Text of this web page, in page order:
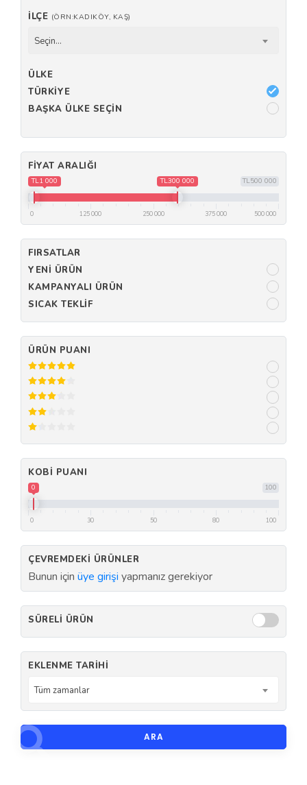
İLÇE (ÖRN:KADIKÖY, KAŞ)
Seçin...
ÜLKE
TÜRKIYE
BAŞKA ÜLKE SEÇIN
FIYAT ARALIĞI
TL500 000
TL1 000 TL300 000
0 125 000 250 000 375 000 500 000
FIRSATLAR
YENI ÜRÜN
KAMPANYALI ÜRÜN
SICAK TEKLIF
ÜRÜN PUANI
KOBI PUANI
100
0
0 30 50 80 100
ÇEVREMDEKI ÜRÜNLER
Bunun için üye girişi yapmanız gerekiyor
SÜRELI ÜRÜN
EKLENME TARIHI
Tüm zamanlar
ARA